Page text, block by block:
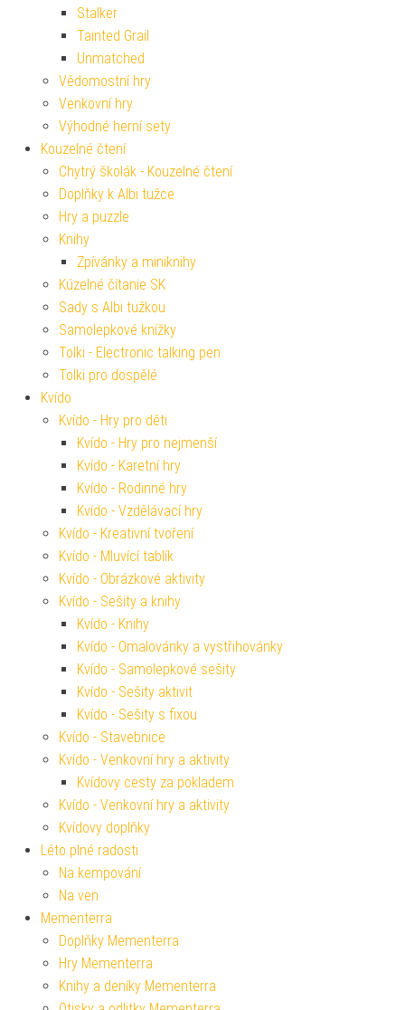
Stalker
Tainted Grail
Unmatched
Vědomostní hry
Venkovní hry
Výhodné herní sety
Kouzelné čtení
Chytrý školák - Kouzelné čtení
Doplňky k Albi tužce
Hry a puzzle
Knihy
Zpívánky a miniknihy
Kúzelné čítanie SK
Sady s Albi tužkou
Samolepkové knížky
Tolki - Electronic talking pen
Tolki pro dospělé
Kvído
Kvído - Hry pro děti
Kvído - Hry pro nejmenší
Kvído - Karetní hry
Kvído - Rodinné hry
Kvído - Vzdělávací hry
Kvído - Kreativní tvoření
Kvído - Mluvící tablík
Kvído - Obrázkové aktivity
Kvído - Sešity a knihy
Kvído - Knihy
Kvído - Omalovánky a vystřihovánky
Kvído - Samolepkové sešity
Kvído - Sešity aktivit
Kvído - Sešity s fixou
Kvído - Stavebnice
Kvído - Venkovní hry a aktivity
Kvídovy cesty za pokladem
Kvído - Venkovní hry a aktivity
Kvídovy doplňky
Léto plné radosti
Na kempování
Na ven
Mementerra
Doplňky Mementerra
Hry Mementerra
Knihy a deníky Mementerra